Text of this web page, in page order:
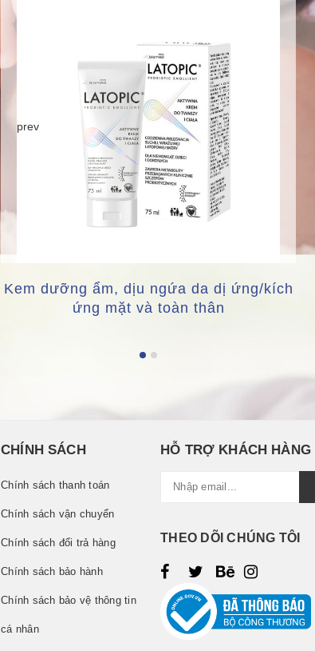
Kem dưỡng ẩm, dịu ngứa da dị ứng/kích
ứng mặt và toàn thân
prev
CHÍNH SÁCH
Chính sách thanh toán
Chính sách vận chuyển
Chính sách đổi trả hàng
Chính sách bảo hành
Chính sách bảo vệ thông tin
cá nhân
HỖ TRỢ KHÁCH HÀNG
THEO DÕI CHÚNG TÔI